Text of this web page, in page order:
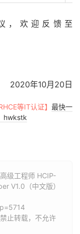
，欢迎反馈至
2020年10月20日
等IT认证】 最快一
hwkstk
级工程师 HCIP-
V1.0（中文版）
止转载，不允许